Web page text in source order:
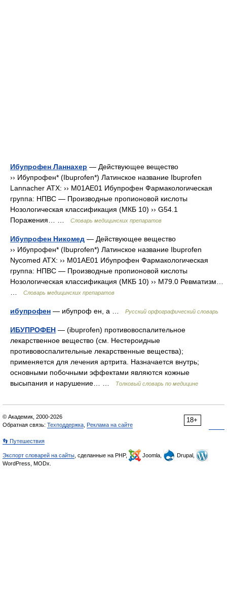
Ибупрофен Ланнахер — Действующее вещество
›› Ибупрофен* (Ibuprofen*) Латинское название Ibuprofen
Lannacher АТХ: ›› M01AE01 Ибупрофен Фармакологическая
группа: НПВС — Производные пропионовой кислоты
Нозологическая классификация (МКБ 10) ›› G54.1
Поражения… …
Словарь медицинских препаратов
Ибупрофен Никомед — Действующее вещество
›› Ибупрофен* (Ibuprofen*) Латинское название Ibuprofen
Nycomed АТХ: ›› M01AE01 Ибупрофен Фармакологическая
группа: НПВС — Производные пропионовой кислоты
Нозологическая классификация (МКБ 10) ›› M79.0 Ревматизм…
Словарь медицинских препаратов
ибупрофен — ибупроф ен, а … Русский орфографический словарь
ИБУПРОФЕН — (ibuprofen) противовоспалительное
лекарственное вещество (см. Нестероидные
противовоспалительные лекарственные вещества);
применяется для лечения артрита. Назначается внутрь;
основными побочными эффектами являются кожные
высыпания и нарушение… …
Толковый словарь по медицине
18+
© Академик, 2000-2026
Обратная связь: Техподдержка Реклама на сайте
👣 Путешествия
Экспорт словарей на сайты , сделанные на PHP, Joomla,
Drupal,
WordPress, MODx.